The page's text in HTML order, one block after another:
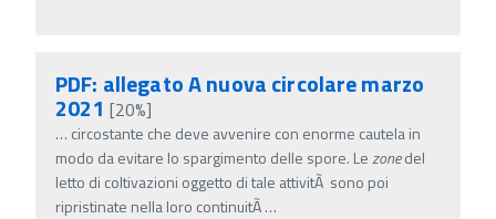
PDF: allegato A nuova circolare marzo
2021 [20%]
… circostante che deve avvenire con enorme cautela in
modo da evitare lo spargimento delle spore. Lezonedel
letto di coltivazioni oggetto di tale attivitÃ sono poi
ripristinate nella loro continuitÃ…